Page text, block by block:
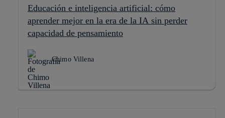
Educación e inteligencia artificial: cómo
aprender mejor en la era de la IA sin perder
capacidad de pensamiento
Chimo Villena